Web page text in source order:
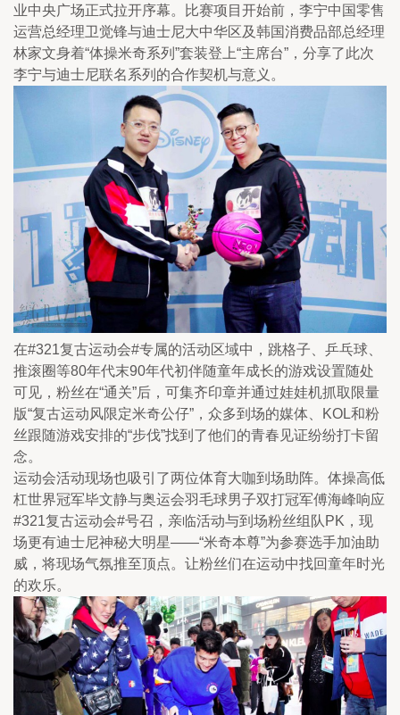
业中央广场正式拉开序幕。比赛项目开始前，李宁中国零售
运营总经理卫觉锋与迪士尼大中华区及韩国消费品部总经理
林家文身着“体操米奇系列”套装登上“主席台”，分享了此次
李宁与迪士尼联名系列的合作契机与意义。
在#321复古运动会#专属的活动区域中，跳格子、乒乓球、
推滚圈等80年代末90年代初伴随童年成长的游戏设置随处
可见，粉丝在“通关”后，可集齐印章并通过娃娃机抓取限量
版“复古运动风限定米奇公仔”，众多到场的媒体、KOL和粉
丝跟随游戏安排的“步伐”找到了他们的青春见证纷纷打卡留
念。
运动会活动现场也吸引了两位体育大咖到场助阵。体操高低
杠世界冠军毕文静与奥运会羽毛球男子双打冠军傅海峰响应
#321复古运动会#号召，亲临活动与到场粉丝组队PK，现
场更有迪士尼神秘大明星——“米奇本尊”为参赛选手加油助
威，将现场气氛推至顶点。让粉丝们在运动中找回童年时光
的欢乐。